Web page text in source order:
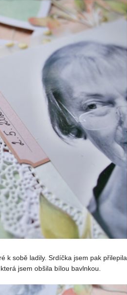
k sobě ladily. Srdíčka jsem pak přilepila
jsem obšila bílou bavlnkou.